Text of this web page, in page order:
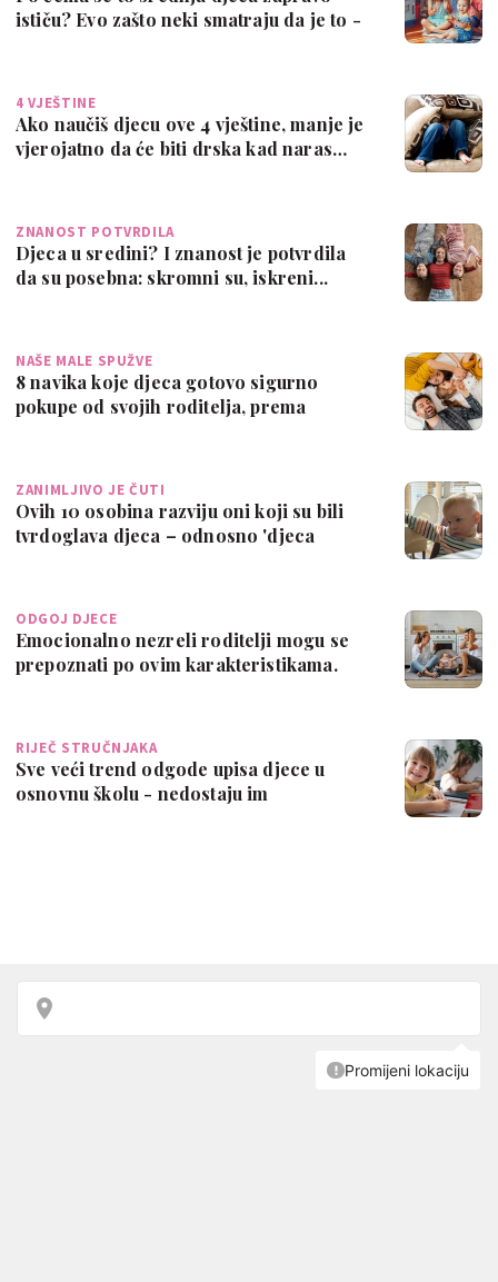
ističu? Evo zašto neki smatraju da je to -
4 VJEŠTINE
Ako naučiš djecu ove 4 vještine, manje je
vjerojatno da će biti drska kad naras…
ZNANOST POTVRDILA
Djeca u sredini? I znanost je potvrdila
da su posebna: skromni su, iskreni...
NAŠE MALE SPUŽVE
8 navika koje djeca gotovo sigurno
pokupe od svojih roditelja, prema
ZANIMLJIVO JE ČUTI
Ovih 10 osobina razviju oni koji su bili
tvrdoglava djeca – odnosno 'djeca
ODGOJ DJECE
Emocionalno nezreli roditelji mogu se
prepoznati po ovim karakteristikama.
RIJEČ STRUČNJAKA
Sve veći trend odgode upisa djece u
osnovnu školu - nedostaju im